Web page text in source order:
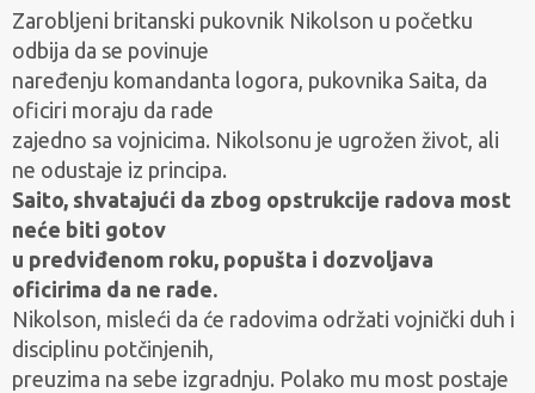
Zarobljeni britanski pukovnik Nikolson u početku
odbija da se povinuje
naređenju komandanta logora, pukovnika Saita, da
oficiri moraju da rade
zajedno sa vojnicima. Nikolsonu je ugrožen život, ali
ne odustaje iz principa.
Saito, shvatajući da zbog opstrukcije radova most
neće biti gotov
u predviđenom roku, popušta i dozvoljava
oficirima da ne rade.
Nikolson, misleći da će radovima održati vojnički duh i
disciplinu potčinjenih,
preuzima na sebe izgradnju. Polako mu most postaje